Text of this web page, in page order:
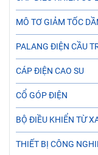
MÔ TƠ GIẢM TỐC
PALANG ĐIỆN CẦU
CÁP ĐIỆN CAO SU
CỔ GÓP ĐIỆN
BỘ ĐIỀU KHIỂN TỪ
THIẾT BỊ CÔNG